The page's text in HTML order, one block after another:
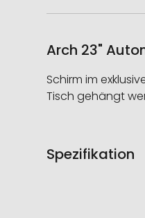
Arch 23"
Schirm im
Tisch gehängt
Spezifikation